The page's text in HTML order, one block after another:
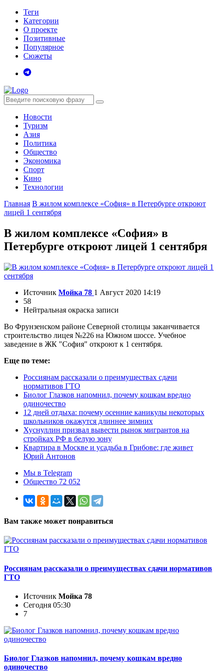
Теги
Категории
О проекте
Позитивные
Популярное
Сюжеты
Новости
Туризм
Азия
Политика
Общество
Экономика
Спорт
Кино
Технологии
Главная В жилом комплексе «София» в Петербурге откроют
лицей 1 сентября
В жилом комплексе «София» в
Петербурге откроют лицей 1 сентября
Источник Мойка 78 1 Август 2020 14:19
58
Нейтральная окраска записи
Во Фрунзенском районе Северной столицы заканчивается
строительство лицея №226 на Южном шоссе. Учебное
заведение в ЖК "София" откроют к 1 сентября.
Еще по теме:
Россиянам рассказали о преимуществах сдачи
нормативов ГТО
Биолог Глазков напомнил, почему кошкам вредно
одиночество
12 дней отдыха: почему осенние каникулы некоторых
школьников окажутся длиннее зимних
Хуснуллин призвал вывести рынок мигрантов на
стройках РФ в белую зону
Квартира в Москве и усадьба в Грибове: где живет
Юрий Антонов
Мы в Telegram
Общество 72 052
Вам также может понравиться
Россиянам рассказали о преимуществах сдачи нормативов
ГТО
Источник Мойка 78
Сегодня 05:30
7
Биолог Глазков напомнил, почему кошкам вредно
одиночество